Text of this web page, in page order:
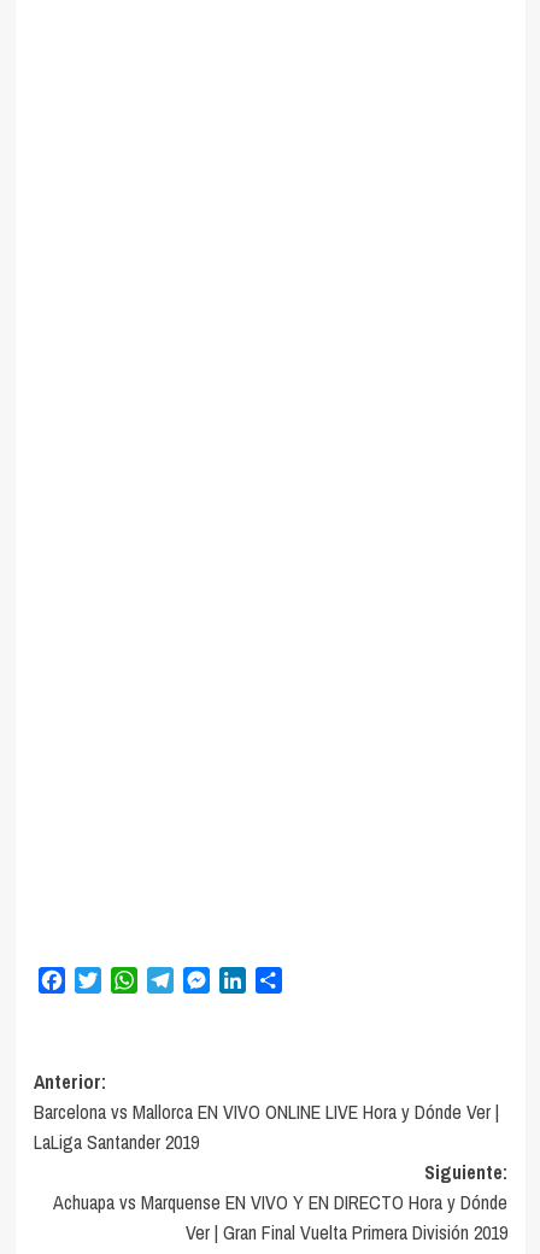
FacebookTwitterWhatsApp
TelegramMessenger
LinkedIn
Navegación
de
entradas
Anterior:
Barcelona vs Mallorca EN VIVO ONLINE LIVE Hora y Dónde Ver |
LaLiga Santander 2019
Siguiente:
Achuapa vs Marquense EN VIVO Y EN DIRECTO Hora y Dónde
Ver | Gran Final Vuelta Primera División 2019